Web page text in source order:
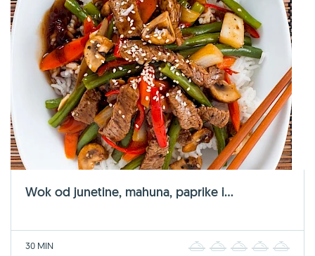
Wok od junetine, mahuna, paprike i...
30 MIN 2 3 4